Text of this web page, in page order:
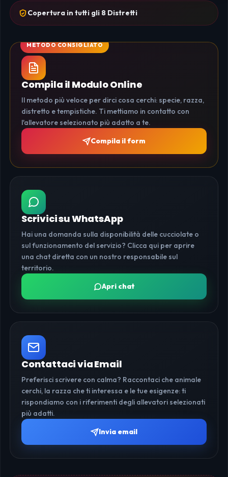
Copertura in tutti gli 8 Distretti
Compila il Modulo Online
Il metodo più veloce per dirci cosa cerchi: specie, razza,
distretto e tempistiche. Ti mettiamo in contatto con
l'allevatore selezionato più adatto a te.
Compila il form
Scrivici su WhatsApp
Hai una domanda sulla disponibilità delle cucciolate o
sul funzionamento del servizio? Clicca qui per aprire
una chat diretta con un nostro responsabile sul
territorio.
Apri chat
Contattaci via Email
Preferisci scrivere con calma? Raccontaci che animale
cerchi, la razza che ti interessa e le tue esigenze: ti
rispondiamo con i riferimenti degli allevatori selezionati
più adatti.
Invia email